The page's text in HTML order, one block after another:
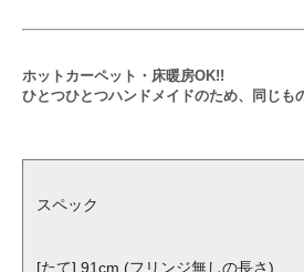
ホットカーペット・床暖房OK!!
ひとつひとつハンドメイドのため、同じも
スペック
[たて] 91cm (フリンジ無しの長さ)